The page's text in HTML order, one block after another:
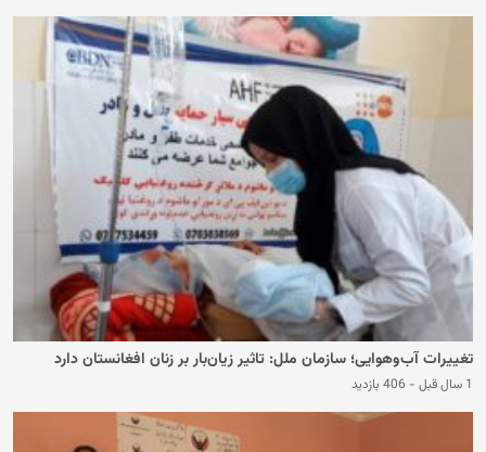
تغییرات آب‌وهوایی؛ سازمان ملل: تاثیر زیان‌بار بر زنان افغانستان دارد
1 سال قبل - 406 بازدید